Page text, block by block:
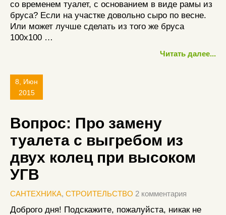
со временем туалет, с основанием в виде рамы из
бруса? Если на участке довольно сыро по весне.
Или может лучше сделать из того же бруса
100х100 …
Читать далее...
8, Июн
2015
Вопрос: Про замену
туалета с выгребом из
двух колец при высоком
УГВ
САНТЕХНИКА, СТРОИТЕЛЬСТВО 2 комментария
Доброго дня! Подскажите, пожалуйста, никак не